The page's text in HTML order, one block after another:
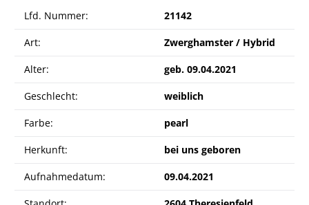
Lfd. Nummer: 21142
Art: Zwerghamster / Hybrid
Alter: geb. 09.04.2021
Geschlecht: weiblich
Farbe: pearl
Herkunft: bei uns geboren
Aufnahmedatum: 09.04.2021